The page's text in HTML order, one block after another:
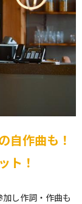
自作曲も！
ト！
し作詞・作曲も